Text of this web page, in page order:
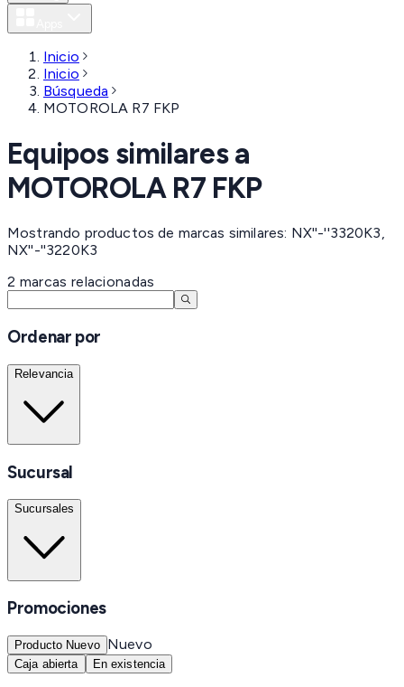
Inicio
Inicio
Búsqueda
MOTOROLA R7 FKP
Equipos similares a
MOTOROLA R7 FKP
Mostrando productos de marcas similares: NX''-''3320K3,
NX''-''3220K3
2 marcas relacionadas
Ordenar por
Relevancia
Sucursal
Sucursales
Promociones
Producto Nuevo Nuevo
Caja abierta En existencia